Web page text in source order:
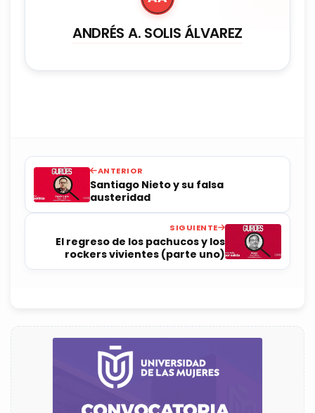
ANDRÉS A. SOLIS ÁLVAREZ
ANTERIOR
Santiago Nieto y su falsa
austeridad
SIGUIENTE
El regreso de los pachucos y los
rockers vivientes (parte uno)